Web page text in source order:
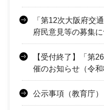
「第12次大阪府交
府民意見等の募集
【受付終了】「第
催のお知らせ（令和
公示事項（教育庁）